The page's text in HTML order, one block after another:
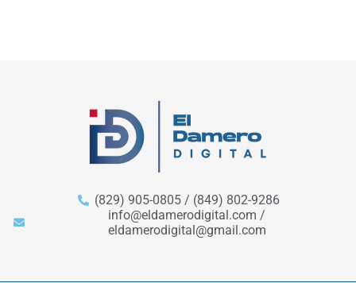
(829) 905-0805 / (849) 802-9286
info@eldamerodigital.com /
eldamerodigital@gmail.com